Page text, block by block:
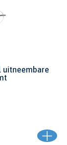
uitneembare